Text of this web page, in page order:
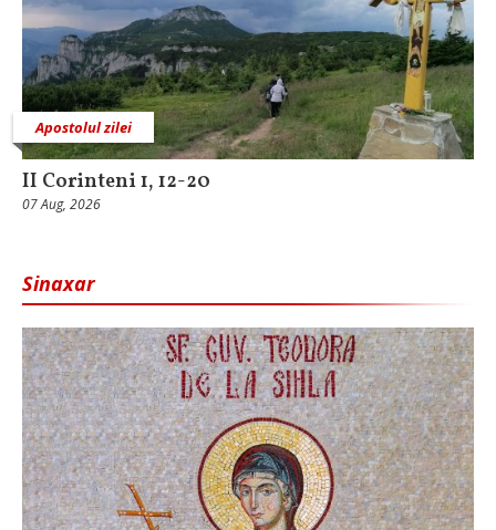
Apostolul zilei
II Corinteni 1, 12-20
07 Aug, 2026
Sinaxar